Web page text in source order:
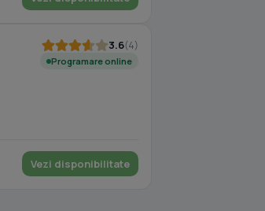
3.6(4)
Programare online
Vezi disponibilitate